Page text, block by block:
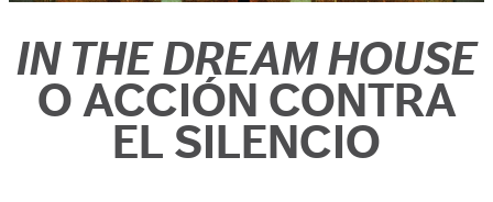
IN THE DREAM HOUSE
O ACCIÓN CONTRA
EL SILENCIO